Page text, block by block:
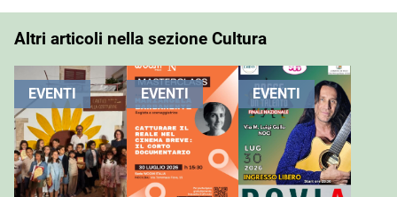
Altri articoli nella sezione Cultura
EVENTI EVENTI EVENTI